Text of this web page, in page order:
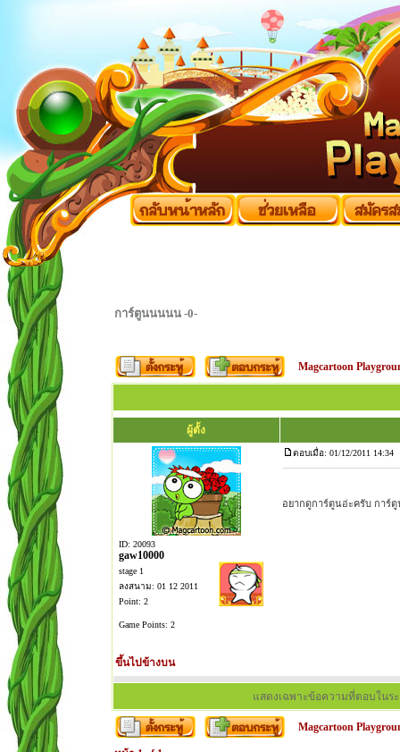
การ์ตูนนนนน -0-
Magcartoon
ผู้ตั้ง
ID: 20093
gaw10000
stage 1
ลงสนาม: 01 12 2011
Point: 2
Game Points: 2
ตอบเมื่อ: 01/12/2011 14:34
อยากดูการ์ตูนอ่ะครับ การ์
ขึ้นไปข้างบน
แสดงเฉพาะข้อความที่ตอบในร
Magcartoon